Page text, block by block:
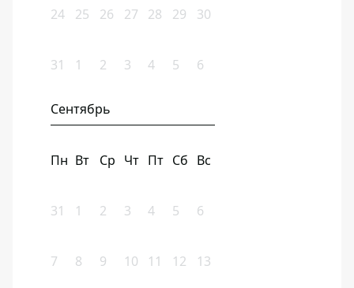
24 25 26 27 28 29 30
31 1 2 3 4 5 6
Сентябрь
Пн Вт Ср Чт Пт Сб Вс
31 1 2 3 4 5 6
7 8 9 10 11 12 13